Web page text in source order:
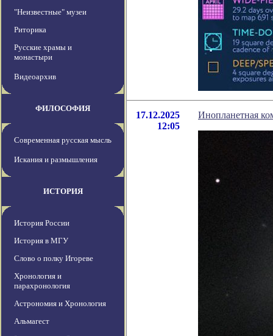
"Неизвестные" музеи
Риторика
Русские храмы и
монастыри
Видеоархив
ФИЛОСОФИЯ
Современная русская мысль
Искания и размышления
ИСТОРИЯ
История России
История в МГУ
Слово о полку Игореве
Хронология и
парахронология
Астрономия и Хронология
Альмагест
17.12.2025
12:05
Инопланетная